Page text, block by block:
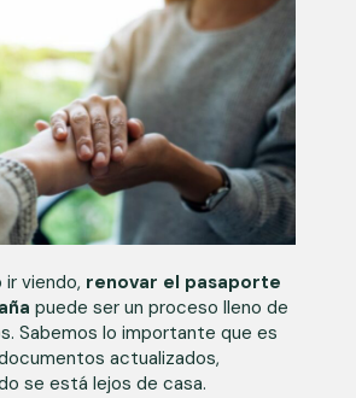
viendo, renovar el pasaporte
puede ser un proceso lleno de
Sabemos lo importante que es
actualizados,
se está lejos de casa.